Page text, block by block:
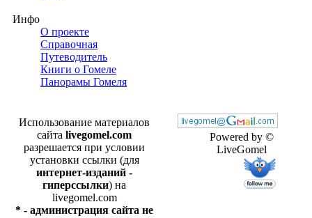
Инфо
О проекте
Справочная
Путеводитель
Книги о Гомеле
Панорамы Гомеля
Powered by ©
LiveGomel
Использование материалов
сайта livegomel.com
разрешается при условии
установки ссылки (для
интернет-изданий -
гиперссылки) на
livegomel.com
* - администрация сайта не